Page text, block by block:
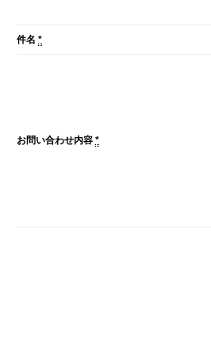
件名 *
お問い合わせ内容 *